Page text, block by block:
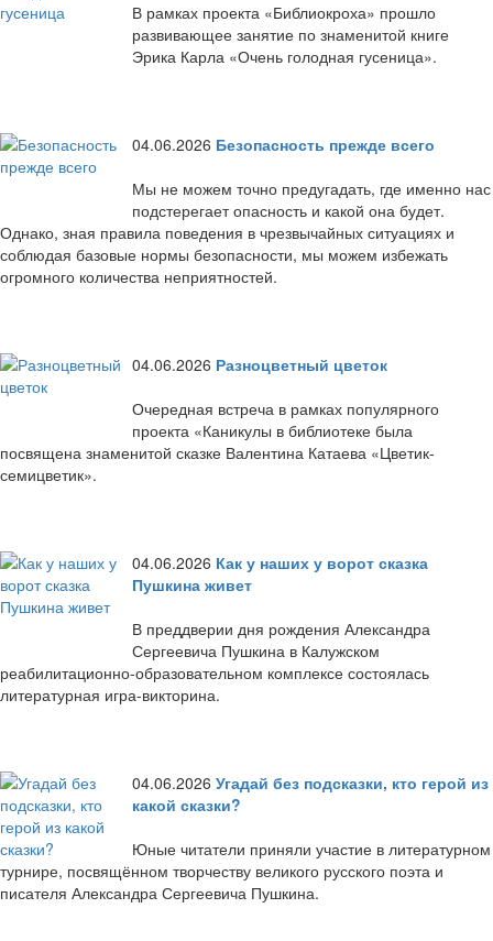
В рамках проекта «Библиокроха» прошло
развивающее занятие по знаменитой книге
Эрика Карла «Очень голодная гусеница».
04.06.2026 Безопасность прежде всего
Мы не можем точно предугадать, где именно нас
подстерегает опасность и какой она будет.
Однако, зная правила поведения в чрезвычайных ситуациях и
соблюдая базовые нормы безопасности, мы можем избежать
огромного количества неприятностей.
04.06.2026 Разноцветный цветок
Очередная встреча в рамках популярного
проекта «Каникулы в библиотеке была
посвящена знаменитой сказке Валентина Катаева «Цветик-
семицветик».
04.06.2026 Как у наших у ворот сказка
Пушкина живет
В преддверии дня рождения Александра
Сергеевича Пушкина в Калужском
реабилитационно-образовательном комплексе состоялась
литературная игра-викторина.
04.06.2026 Угадай без подсказки, кто герой из
какой сказки?
Юные читатели приняли участие в литературном
турнире, посвящённом творчеству великого русского поэта и
писателя Александра Сергеевича Пушкина.